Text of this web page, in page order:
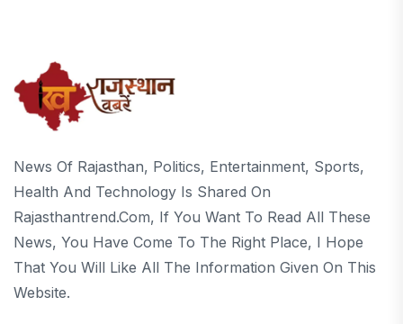
News Of Rajasthan, Politics, Entertainment, Sports,
Health And Technology Is Shared On
Rajasthantrend.com, If You Want To Read All These
News, You Have Come To The Right Place, I Hope
That You Will Like All The Information Given On This
Website.